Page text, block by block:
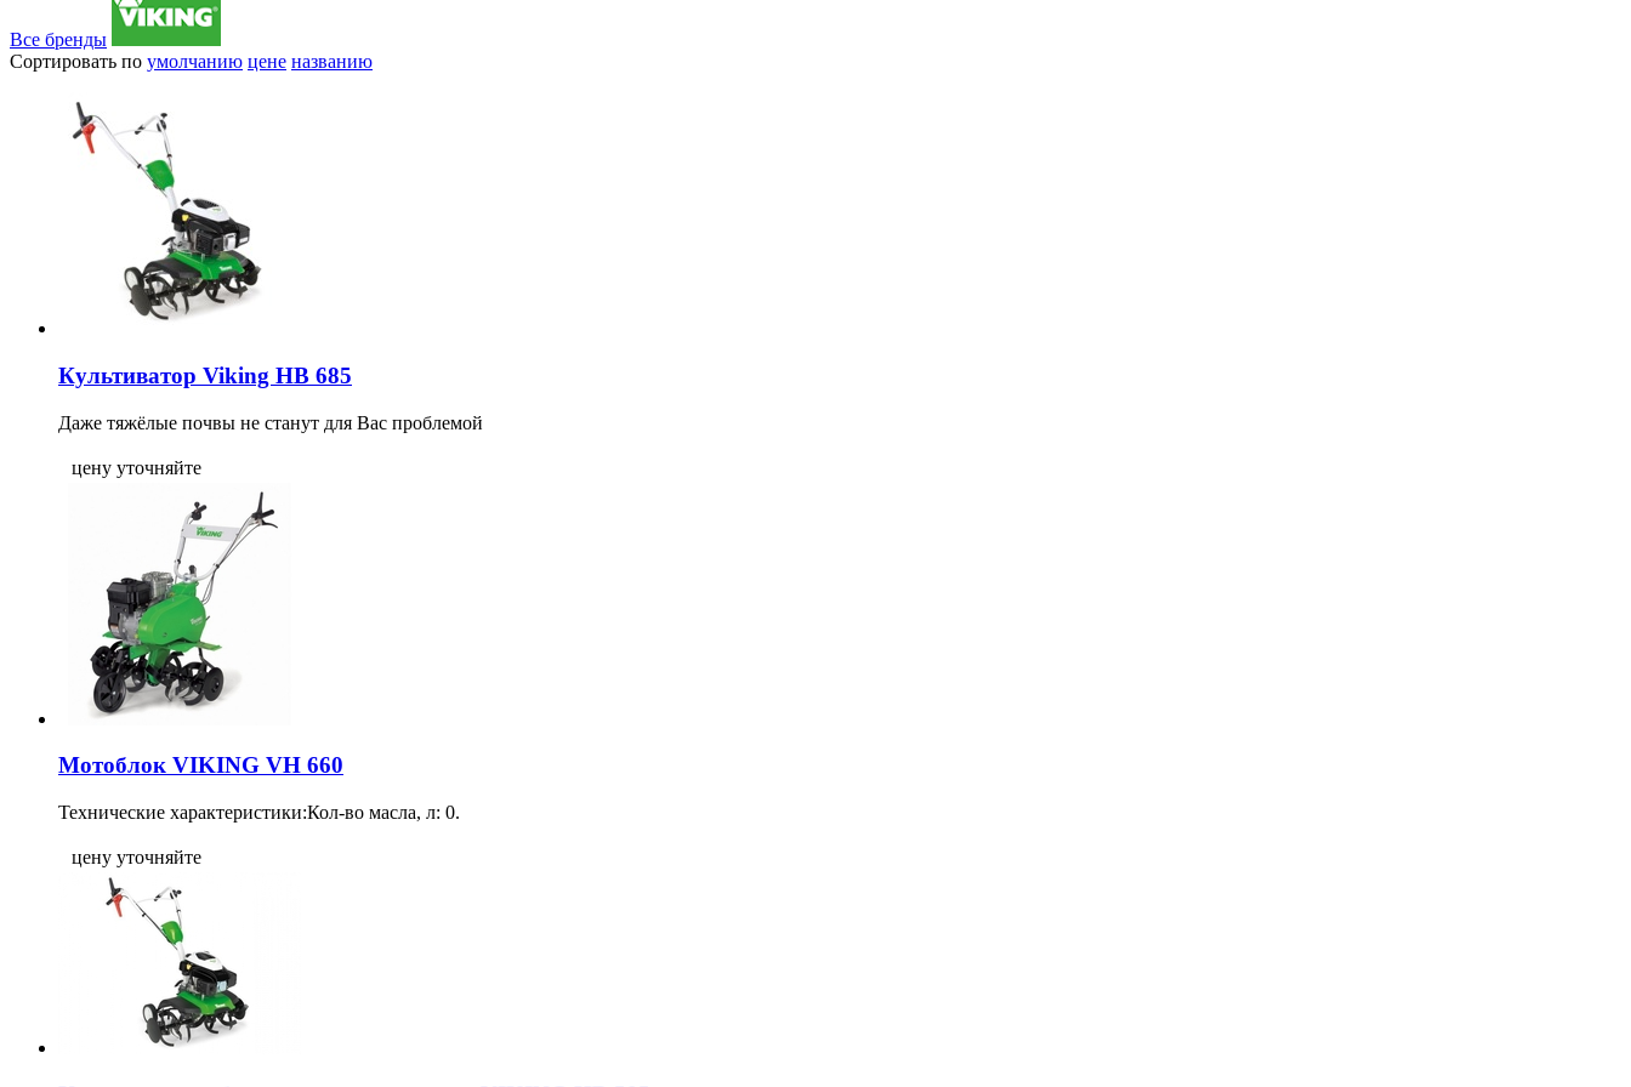
Все бренды
Сортировать по умолчанию цене названию
Культиватор Viking HB 685
Даже тяжёлые почвы не станут для Вас проблемой
цену уточняйте
Мотоблок VIKING VH 660
Технические характеристики:Кол-во масла, л: 0.
цену уточняйте